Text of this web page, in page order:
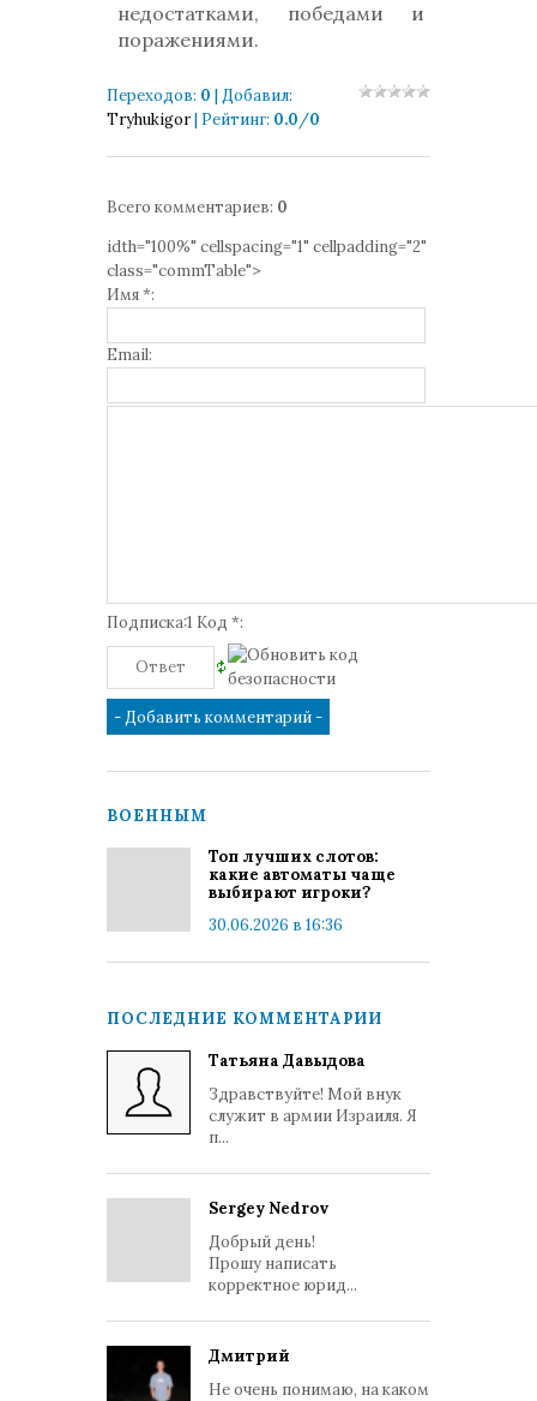
недостатками, победами и
поражениями.
Переходов: 0 | Добавил:
Tryhukigor| Рейтинг: 0.0/0
Всего комментариев: 0
idth="100%" cellspacing="1" cellpadding="2"
class="commTable">
Имя *:
Email:
Подписка:1 Код *:
ВОЕННЫМ
Топ лучших слотов:
какие автоматы чаще
выбирают игроки?
30.06.2026 в 16:36
ПОСЛЕДНИЕ КОММЕНТАРИИ
Татьяна Давыдова
Здравствуйте! Мой внук
служит в армии Израиля. Я
п...
Sergey Nedrov
Добрый день!
Прошу написать
корректное юрид...
Дмитрий
Не очень понимаю, на каком